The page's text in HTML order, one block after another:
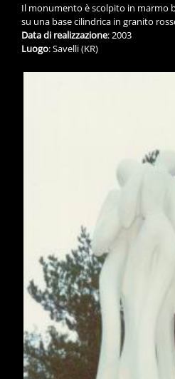
Il monumento è scolpito in marmo
su una base cilindrica in granito
Data di realizzazione: 2003
Luogo: Savelli (KR)